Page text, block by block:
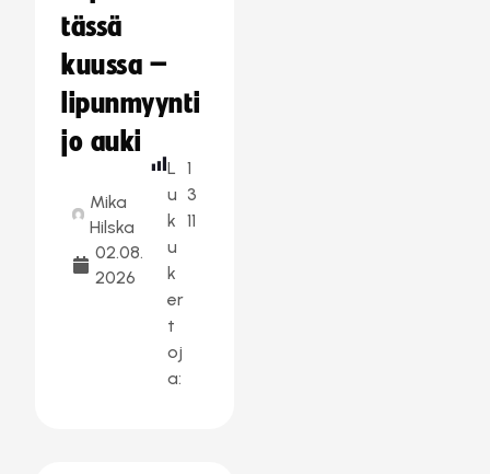
tässä
kuussa –
lipunmyynti
jo auki
Mika
Hilska
02.08.
2026
L
u
k
u
k
er
t
oj
a:
1
3
11